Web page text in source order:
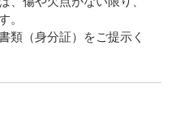
。
類（身分証）をご提示く